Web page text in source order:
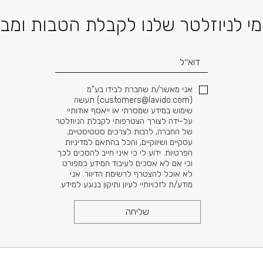
לניוזלטר שלנו לקבלת הטבות
דוא׳׳ל
אני מאשר/ת שחברת לבידו בע"מ
(
customers@lavido.com) תעשה
שימוש במידע שמסרתי או ייאסף אודותיי
על-ידה לצורך הצטרפותי לקבלת הניוזלטר
של החברה, לרבות לצרכים סטטיסטיים,
עסקיים ושיווקיים, והכל בהתאם למדיניות
הפרטיות. ידוע לי כי איני חייב להסכים לכך
וכי אם לא אסכים לעיבוד המידע כמפורט
לא אוכל להצטרף לרשימת הדיוור. אני
מודע/ת לזכויותיי לעיון ותיקון בנוגע למידע.
שליחה